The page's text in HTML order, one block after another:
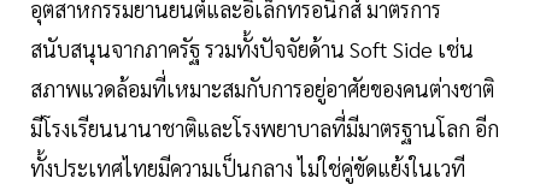
อุตสาหกรรมยานยนต์และอิเล็กทรอนิกส์ มาตรการ
สนับสนุนจากภาครัฐ รวมทั้งปัจจัยด้าน Soft Side เช่น
สภาพแวดล้อมที่เหมาะสมกับการอยู่อาศัยของคนต่างชาติ
มีโรงเรียนนานาชาติและโรงพยาบาลที่มีมาตรฐานโลก อีก
ทั้งประเทศไทยมีความเป็นกลาง ไม่ใช่คู่ขัดแย้งในเวที